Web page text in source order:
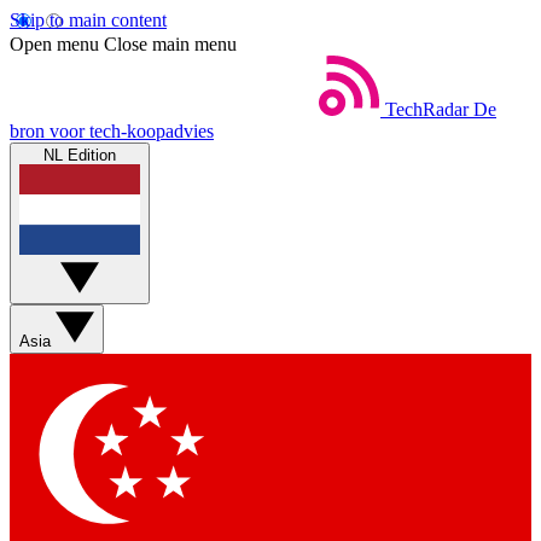
Skip to main content
Open menu Close main menu
TechRadar De
bron voor tech-koopadvies
NL Edition
Asia